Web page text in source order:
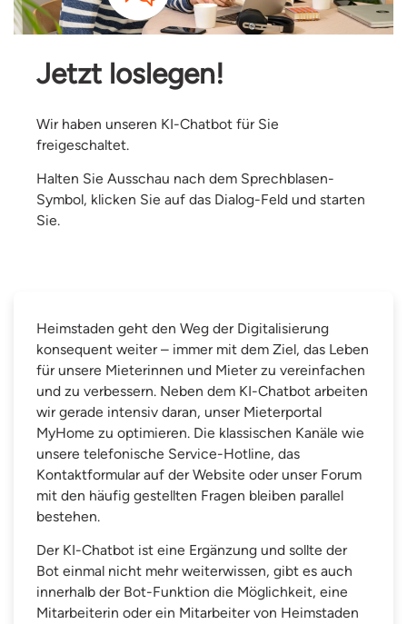
Jetzt loslegen!
Wir haben unseren KI-Chatbot für Sie
freigeschaltet.
Halten Sie Ausschau nach dem Sprechblasen-
Symbol, klicken Sie auf das Dialog-Feld und starten
Sie.
Heimstaden geht den Weg der Digitalisierung
konsequent weiter – immer mit dem Ziel, das Leben
für unsere Mieterinnen und Mieter zu vereinfachen
und zu verbessern. Neben dem KI-Chatbot arbeiten
wir gerade intensiv daran, unser Mieterportal
MyHome zu optimieren. Die klassischen Kanäle wie
unsere telefonische Service-Hotline, das
Kontaktformular auf der Website oder unser Forum
mit den häufig gestellten Fragen bleiben parallel
bestehen.
Der KI-Chatbot ist eine Ergänzung und sollte der
Bot einmal nicht mehr weiterwissen, gibt es auch
innerhalb der Bot-Funktion die Möglichkeit, eine
Mitarbeiterin oder ein Mitarbeiter von Heimstaden